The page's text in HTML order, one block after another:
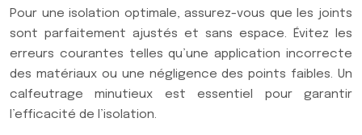
Pour une isolation optimale, assurez-vous que les joints
sont parfaitement ajustés et sans espace. Évitez les
erreurs courantes telles qu’une application incorrecte
des matériaux ou une négligence des points faibles. Un
calfeutrage minutieux est essentiel pour garantir
l’efficacité de l’isolation.